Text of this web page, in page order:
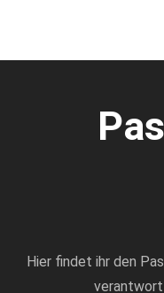
Hier findet ihr den